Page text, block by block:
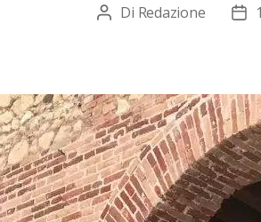
Autore
Di Redazione